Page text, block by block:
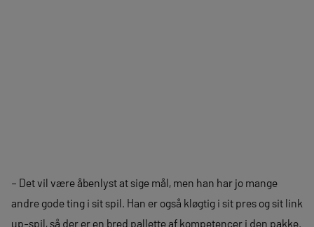
– Det vil være åbenlyst at sige mål, men han har jo mange
andre gode ting i sit spil. Han er også kløgtig i sit pres og sit link
up-spil, så der er en bred pallette af kompetencer i den pakke.